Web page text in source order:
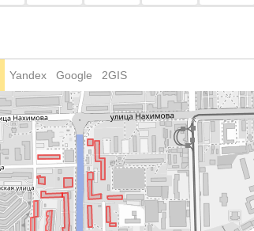
Yandex Google 2GIS